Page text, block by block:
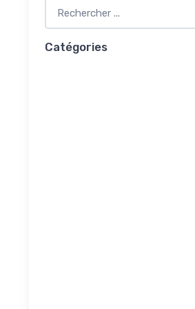
Catégories